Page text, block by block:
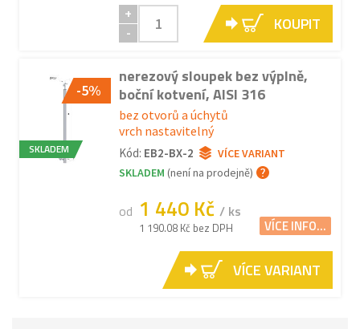
+
-
KOUPIT
-5%
SKLADEM
nerezový sloupek bez výplně,
boční kotvení, AISI 316
bez otvorů a úchytů
vrch nastavitelný
Kód: EB2-BX-2
VÍCE VARIANT
SKLADEM (není na prodejně)
od 1 440 Kč / ks
1 190.08 Kč bez DPH VÍCE INFO...
VÍCE VARIANT